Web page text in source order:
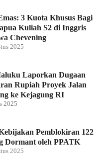
3 Kuota Khusus Bagi
Kuliah S2 di Inggris
Chevening
2025
Laporkan Dugaan
Rupiah Proyek Jalan
ke Kejagung RI
2025
Pemblokiran 122
Dormant oleh PPATK
2025